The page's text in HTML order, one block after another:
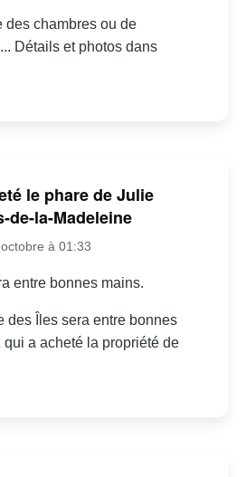
des chambres ou de
Détails et photos dans
le phare de Julie
de-la-Madeleine
à 01:33
entre bonnes mains.
des Îles sera entre bonnes
a acheté la propriété de